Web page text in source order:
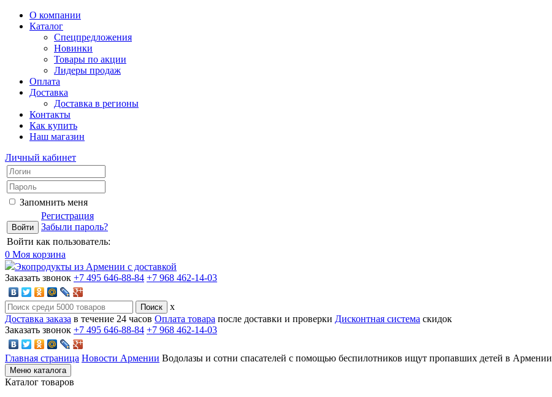
О компании
Каталог
Спецпредложения
Новинки
Товары по акции
Лидеры продаж
Оплата
Доставка
Доставка в регионы
Контакты
Как купить
Наш магазин
Личный кабинет
Запомнить меня
Регистрация
Забыли пароль?
Войти как пользователь:
0 Моя корзина
Экопродукты из Армении с доставкой
Заказать звонок +7 495 646-88-84 +7 968 462-14-03
x
Доставка заказа в течение 24 часов Оплата товара после доставки и проверки Дисконтная система скидок
Заказать звонок +7 495 646-88-84 +7 968 462-14-03
Главная страница Новости Армении Водолазы и сотни спасателей с помощью беспилотников ищут пропавших детей в Армении
Меню каталога
Каталог товаров